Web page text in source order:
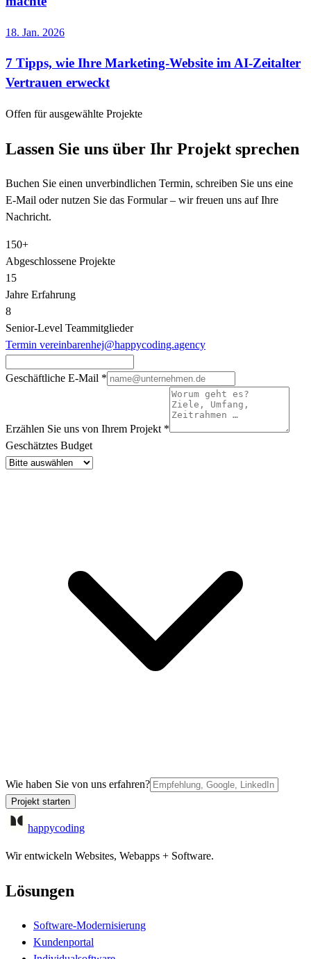
18. Jan. 2026
7 Tipps, wie Ihre Marketing-Website im AI-Zeitalter
Vertrauen erweckt
Offen für ausgewählte Projekte
Lassen Sie uns über Ihr Projekt sprechen
Buchen Sie einen unverbindlichen Termin, schreiben Sie uns eine
E-Mail oder nutzen Sie das Formular – wir freuen uns auf Ihre
Nachricht.
150+
Abgeschlossene Projekte
15
Jahre Erfahrung
8
Senior‑Level Teammitglieder
Termin vereinbarenhej@happycoding.agency
Geschäftliche E-Mail *
Erzählen Sie uns von Ihrem Projekt *
Geschätztes Budget
Wie haben Sie von uns erfahren?
Projekt starten
happycoding
Wir entwickeln Websites, Webapps + Software.
Lösungen
Software-Modernisierung
Kundenportal